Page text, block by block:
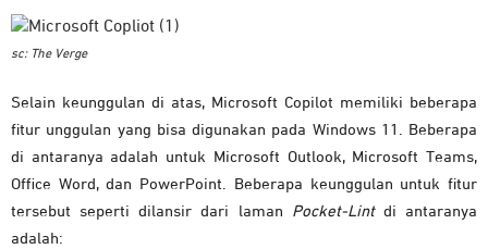
sc: The Verge
Selain keunggulan di atas, Microsoft Copilot memiliki beberapa
fitur unggulan yang bisa digunakan pada Windows 11. Beberapa
di antaranya adalah untuk Microsoft Outlook, Microsoft Teams,
Office Word, dan PowerPoint. Beberapa keunggulan untuk fitur
tersebut seperti dilansir dari laman Pocket-Lintdi antaranya
adalah: